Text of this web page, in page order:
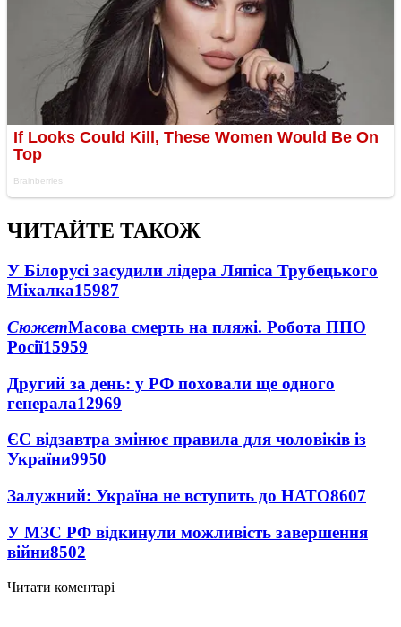
ЧИТАЙТЕ ТАКОЖ
У Білорусі засудили лідера Ляпіса Трубецького
Міхалка15987
СюжетМасова смерть на пляжі. Робота ППО
Росії15959
Другий за день: у РФ поховали ще одного
генерала12969
ЄС відзавтра змінює правила для чоловіків із
України9950
Залужний: Україна не вступить до НАТО8607
У МЗС РФ відкинули можливість завершення
війни8502
Читати коментарі